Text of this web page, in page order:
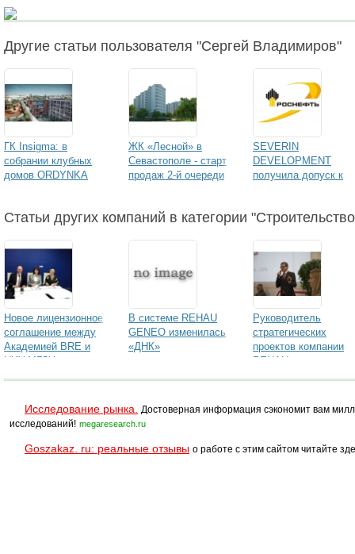
Другие статьи пользователя "Сергей Владимиров"
ГК Insigma: в
собрании клубных
домов ORDYNKA
ЖК «Лесной» в
Севастополе - старт
продаж 2-й очереди
SEVERIN
DEVELOPMENT
получила допуск к
процедурах
Статьи других компаний в категории
Новое лицензионное
соглашение между
Академией BRE и
НИУ МГСУ
В системе REHAU
GENEO изменилась
«ДНК»
Руководитель
стратегических
проектов компании
REHAU по
«Зеленый офис.
Исследование рынка.
Достоверная информация сэкономит вам
исследований! megaresearch.ru
Goszakaz. ru: реальные отзывы о работе с этим сайтом читайте